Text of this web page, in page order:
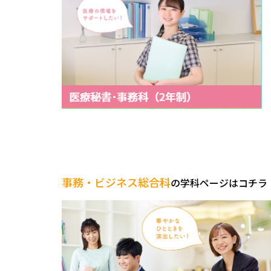
事務・ビジネス総合科の学科ページはコチ